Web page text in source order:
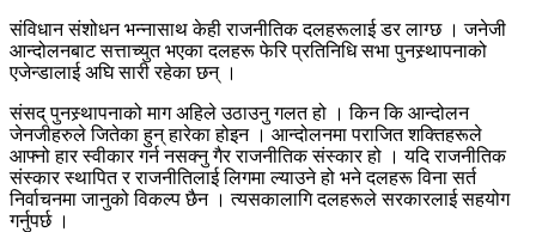
संविधान संशोधन भन्नासाथ केही राजनीतिक दलहरूलाई डर लाग्छ । जनेजी
आन्दोलनबाट सत्ताच्युत भएका दलहरू फेरि प्रतिनिधि सभा पुनस्र्थापनाको
एजेन्डालाई अघि सारी रहेका छन् ।
संसद् पुनस्र्थापनाको माग अहिले उठाउनु गलत हो । किन कि आन्दोलन
जेनजीहरुले जितेका हुन् हारेका होइन । आन्दोलनमा पराजित शक्तिहरूले
आफ्नो हार स्वीकार गर्न नसक्नु गैर राजनीतिक संस्कार हो । यदि राजनीतिक
संस्कार स्थापित र राजनीतिलाई लिगमा ल्याउने हो भने दलहरू विना सर्त
निर्वाचनमा जानुको विकल्प छैन । त्यसकालागि दलहरूले सरकारलाई सहयोग
गर्नुपर्छ ।